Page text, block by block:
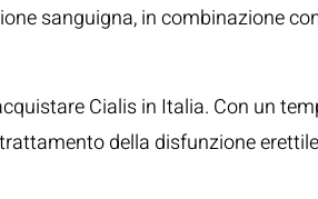
sanguigna, in combinazione
Cialis in Italia. Con un
della disfunzione